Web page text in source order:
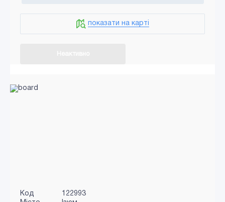
показати на карті
Код
122993